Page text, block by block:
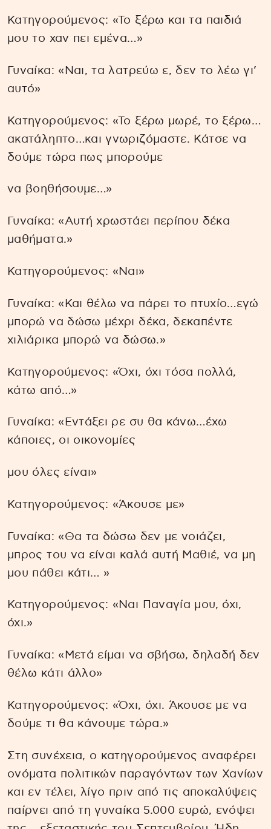
Κατηγορούμενος: «Το ξέρω και τα παιδιά
μου το χαν πει εμένα…»
Γυναίκα: «Ναι, τα λατρεύω ε, δεν το λέω γι’
αυτό»
Κατηγορούμενος: «Το ξέρω μωρέ, το ξέρω…
ακατάληπτο…και γνωριζόμαστε. Κάτσε να
δούμε τώρα πως μπορούμε
να βοηθήσουμε…»
Γυναίκα: «Αυτή χρωστάει περίπου δέκα
μαθήματα.»
Κατηγορούμενος: «Ναι»
Γυναίκα: «Και θέλω να πάρει το πτυχίο…εγώ
μπορώ να δώσω μέχρι δέκα, δεκαπέντε
χιλιάρικα μπορώ να δώσω.»
Κατηγορούμενος: «Όχι, όχι τόσα πολλά,
κάτω από…»
Γυναίκα: «Εντάξει ρε συ θα κάνω…έχω
κάποιες, οι οικονομίες
μου όλες είναι»
Κατηγορούμενος: «Άκουσε με»
Γυναίκα: «Θα τα δώσω δεν με νοιάζει,
μπρος του να είναι καλά αυτή Μαθιέ, να μη
μου πάθει κάτι… »
Κατηγορούμενος: «Ναι Παναγία μου, όχι,
όχι.»
Γυναίκα: «Μετά είμαι να σβήσω, δηλαδή δεν
θέλω κάτι άλλο»
Κατηγορούμενος: «Όχι, όχι. Άκουσε με να
δούμε τι θα κάνουμε τώρα.»
Στη συνέχεια, ο κατηγορούμενος αναφέρει
ονόματα πολιτικών παραγόντων των Χανίων
και εν τέλει, λίγο πριν από τις αποκαλύψεις
παίρνει από τη γυναίκα 5.000 ευρώ, ενόψει